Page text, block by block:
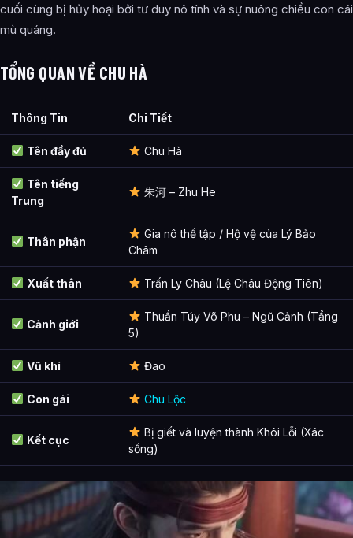
Câu Hỏi Thường Gặp
Chu Hà xuất hiện trong tác phẩm nào?
Thông tin về Chu Hà được tổng hợp từ đâu?
cuối cùng bị hủy hoại bởi tư duy nô tính và sự nuông chiều con cái
mù quáng.
TỔNG QUAN VỀ CHU HÀ
Thông Tin Chi Tiết
Tên đầy đủ Chu Hà
Tên tiếng
Trung
朱河 – Zhu He
Thân phận
Gia nô thế tập / Hộ vệ của Lý Bảo
Châm
Xuất thân Trấn Ly Châu (Lệ Châu Động Tiên)
Cảnh giới
Thuần Túy Võ Phu – Ngũ Cảnh (Tầng
5)
Vũ khí Đao
Con gái Chu Lộc
Kết cục
Bị giết và luyện thành Khôi Lỗi (Xác
sống)